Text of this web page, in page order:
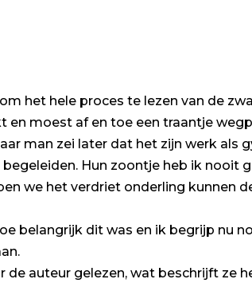
het hele proces te lezen van de
en moest af en toe een traantje
man zei later dat het zijn werk als
Hun zoontje heb ik nooit
we het verdriet onderling kunnen
belangrijk dit was en ik begrijp nu
de auteur gelezen, wat beschrijft ze